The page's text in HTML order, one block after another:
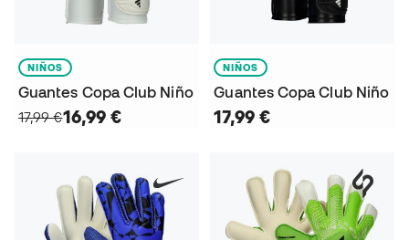
NIÑOS
Guantes Copa Club Niño
17,99 €16,99 €
NIÑOS
Guantes Copa Club Niño
17,99 €